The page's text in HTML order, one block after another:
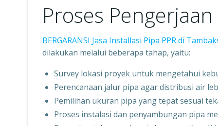
Proses
BERGARANSI Jasa Installasi Pipa PPR di
dilakukan melalui beberapa tahap, yaitu:
Survey lokasi proyek untuk mengetahui
Perencanaan jalur pipa agar distribusi air
Pemilihan ukuran pipa yang tepat sesuai
Proses instalasi dan penyambungan pipa